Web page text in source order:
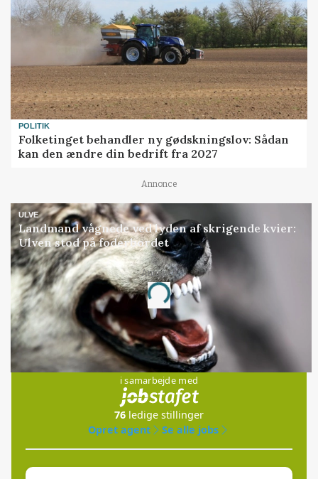
POLITIK
Folketinget behandler ny gødskningslov: Sådan
kan den ændre din bedrift fra 2027
Annonce
ULVE
Landmand vågnede ved lyden af skrigende kvier:
Ulven stod på foderbordet
Annonce
Loading...
Jobs
i samarbejde med
76 ledige stillinger
Opret agent
Se alle jobs